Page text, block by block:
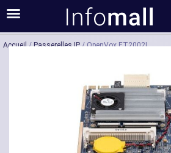
Acheter Description
Accueil/Passerelles IP/ OpenVox ET2002L